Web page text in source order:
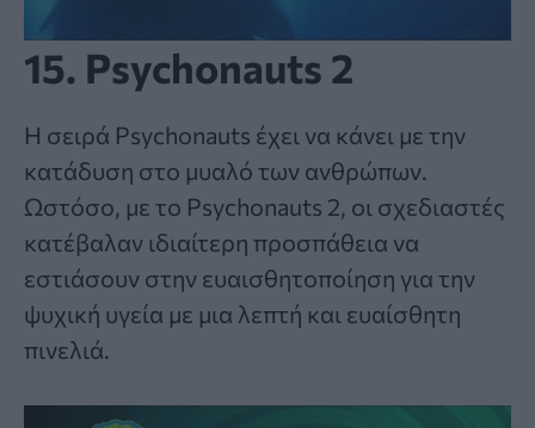
15. Psychonauts 2
Η σειρά Psychonauts έχει να κάνει με την
κατάδυση στο μυαλό των ανθρώπων.
Ωστόσο, με το Psychonauts 2, οι σχεδιαστές
κατέβαλαν ιδιαίτερη προσπάθεια να
εστιάσουν στην ευαισθητοποίηση για την
ψυχική υγεία με μια λεπτή και ευαίσθητη
πινελιά.